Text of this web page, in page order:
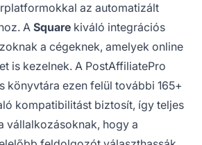
az automatizált
A Square kiváló integrációs
a cégeknek, amelyek online
is kezelnek. A PostAffiliatePro
könyvtára ezen felül további 165+
kompatibilitást biztosít, így teljes
vállalkozásoknak, hogy a